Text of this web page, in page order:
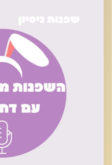
העצמי שלנו.
שחר קידר וגל ורדי